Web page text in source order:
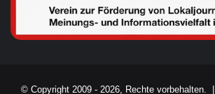
© Copyright 2009 - 2026, Rechte vorbehalten. |